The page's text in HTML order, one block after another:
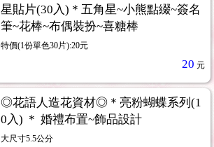
星貼片(30入)＊五角星~小熊點綴~簽名
筆~花棒~布偶裝扮~喜糖棒
特價(1份單色30片):20元
20 元
◎花語人造花資材◎＊亮粉蝴蝶系列(1
0入) ＊ 婚禮布置~飾品設計
大尺寸5.5公分